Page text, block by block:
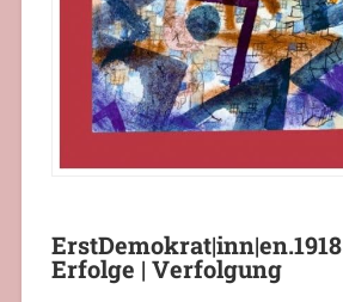
ErstDemokrat|inn|en.1918
Erfolge | Verfolgung